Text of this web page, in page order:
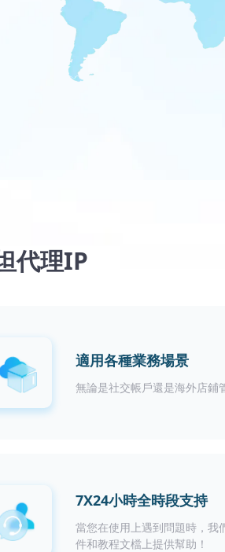
代理IP
適用各種業務場景
無論是社交帳戶還是海外店鋪
7X24小時全時段支持
當您在使用上遇到問題時，我
件和教程文檔上提供幫助！